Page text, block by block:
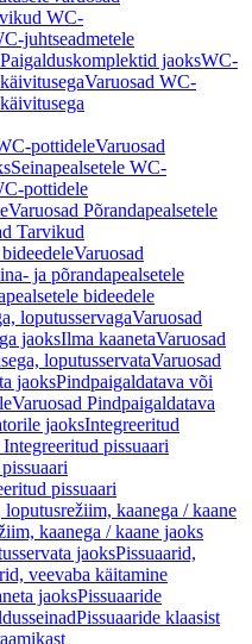
WC-
juhtseadmetele
jaoksWC-
Varuosad WC-
pottideleVaruosad
Seinapealsetele WC-
pottidele
Varuosad Põrandapealsetele
Tarvikud
Varuosad
ja põrandapealsetele
bideedele
loputusservagaVaruosad
jaoksIlma kaanetaVaruosad
loputusservataVaruosad
jaoksPindpaigaldatava või
Varuosad Pindpaigaldatava
jaoksIntegreeritud
pissuaari
pissuaari
loputusrežiim, kaanega / kaane
kaanega / kaane jaoks
jaoksPissuaarid,
veevaba käitamine
jaoksPissuaaride
Pissuaaride klaasist